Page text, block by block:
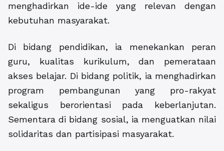
menghadirkan ide-ide yang relevan dengan
kebutuhan masyarakat.
Di bidang pendidikan, ia menekankan peran
guru, kualitas kurikulum, dan pemerataan
akses belajar. Di bidang politik, ia menghadirkan
program pembangunan yang pro-rakyat
sekaligus berorientasi pada keberlanjutan.
Sementara di bidang sosial, ia menguatkan nilai
solidaritas dan partisipasi masyarakat.